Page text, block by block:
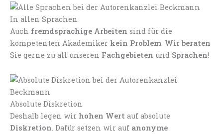
In allen Sprachen
Auch fremdsprachige Arbeiten sind für die
kompetenten Akademiker kein Problem. Wir beraten
Sie gerne zu all unseren Fachgebieten und Sprachen!
Absolute Diskretion
Deshalb legen wir hohen Wert auf absolute
Diskretion . Dafür setzen wir auf anonyme